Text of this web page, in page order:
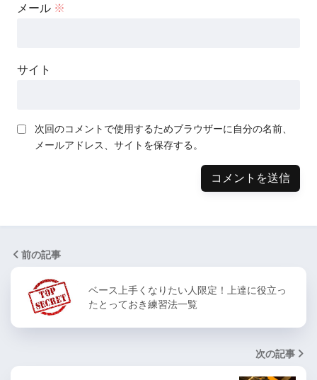
メール ※
サイト
次回のコメントで使用するためブラウザーに自分の名前、
メールアドレス、サイトを保存する。
前の記事
ベース上手くなりたい人限定！上達に役立っ
たとっておき練習法一覧
次の記事